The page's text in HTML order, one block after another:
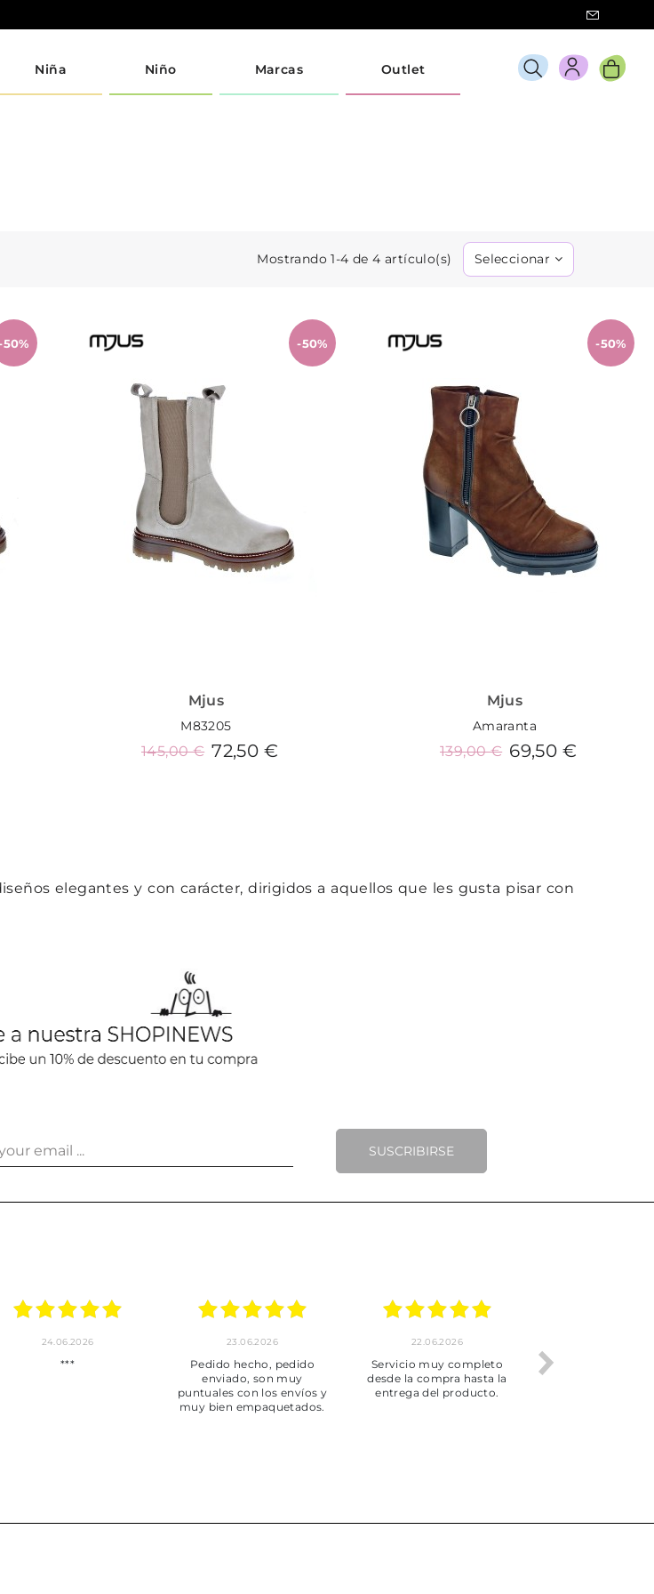
Niña Niño Marcas Outlet
Mostrando 1-4 de 4 artículo(s) Seleccionar
50% -50%
Mjus
M83205
72,50 €
145,00 €
-50%
Mjus
Amaranta
69,50 €
139,00 €
elegantes y con carácter, dirigidos a aquellos que les gusta pisar con
SUSCRIBIRSE
24.06.2026
***
23.06.2026
Pedido hecho, pedido
enviado, son muy
puntuales con los envíos y
muy bien empaquetados.
22.06.2026
Servicio muy completo
desde la compra hasta la
entrega del producto.